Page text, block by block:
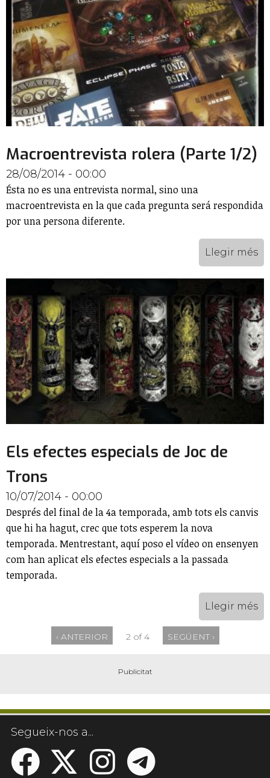
Macroentrevista rolera (Parte 1/2)
28/08/2014 - 00:00
Ésta no es una entrevista normal, sino una
macroentrevista en la que cada pregunta será respondida
por una persona diferente.
Llegir més
Els efectes especials de Joc de
Trons
10/07/2014 - 00:00
Després del final de la 4a temporada, amb tots els canvis
que hi ha hagut, crec que tots esperem la nova
temporada. Mentrestant, aquí poso el vídeo on ensenyen
com han aplicat els efectes especials a la passada
temporada.
Llegir més
‹ ANTERIOR 2 of 4 SEGÜENT ›
Segueix-nos a...